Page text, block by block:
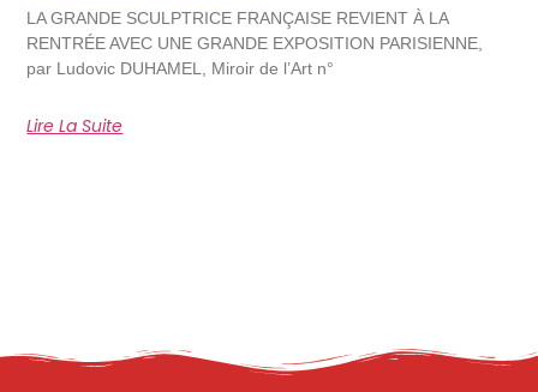
LA GRANDE SCULPTRICE FRANÇAISE REVIENT À LA
RENTRÉE AVEC UNE GRANDE EXPOSITION PARISIENNE,
par Ludovic DUHAMEL, Miroir de l’Art n°
Lire La Suite